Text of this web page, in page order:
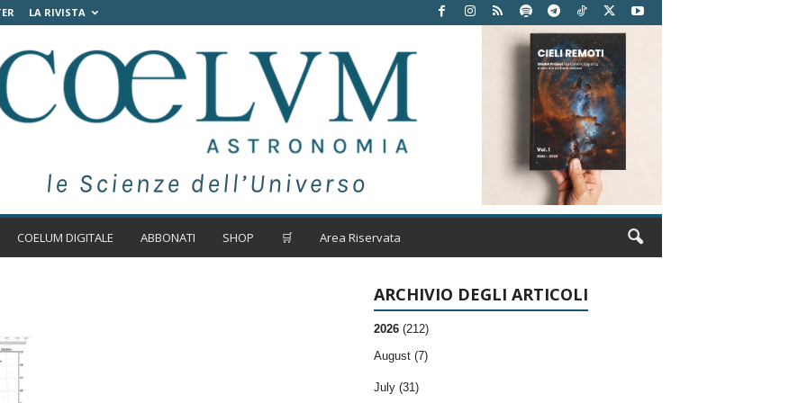
LA RIVISTA
COELUM DIGITALE ABBONATI SHOP 🛒 Area Riservata
ARCHIVIO DEGLI ARTICOLI
2026 (212)
August (7)
July (31)